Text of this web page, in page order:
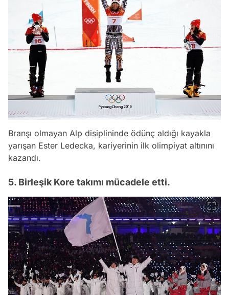
Branşı olmayan Alp disiplininde ödünç aldığı kayakla
yarışan Ester Ledecka, kariyerinin ilk olimpiyat altınını
kazandı.
5. Birleşik Kore takımı mücadele etti.